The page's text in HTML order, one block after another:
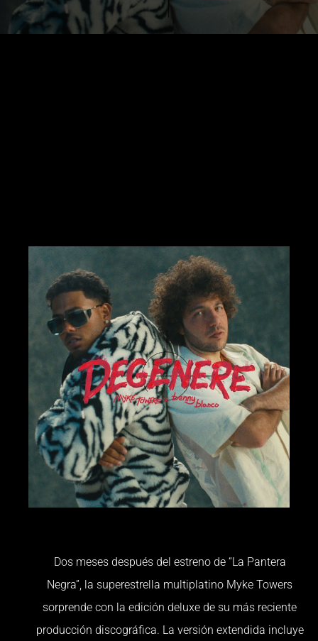
Dos meses después del estreno de “La Pantera
Negra”, la superestrella multiplatino Myke Towers
sorprende con la edición deluxe de su más reciente
producción discográfica. La versión extendida incluye